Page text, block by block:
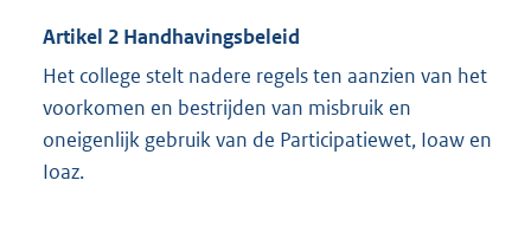
Artikel 2 Handhavingsbeleid
Het college stelt nadere regels ten aanzien van het
voorkomen en bestrijden van misbruik en
oneigenlijk gebruik van de Participatiewet, Ioaw en
Ioaz.